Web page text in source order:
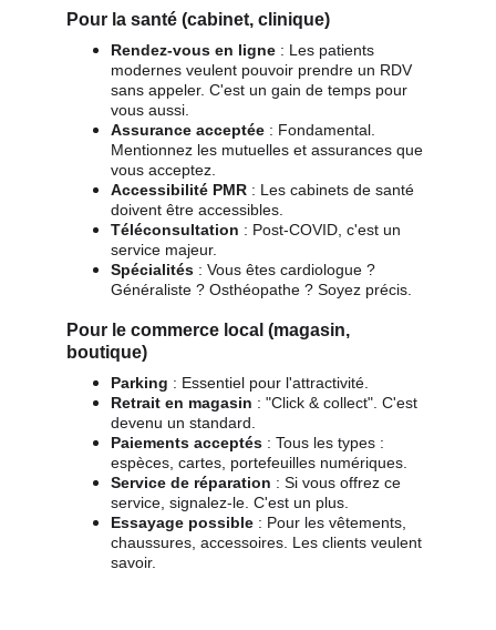
Pour la santé (cabinet, clinique)
Rendez-vous en ligne : Les patients
modernes veulent pouvoir prendre un RDV
sans appeler. C'est un gain de temps pour
vous aussi.
Assurance acceptée : Fondamental.
Mentionnez les mutuelles et assurances que
vous acceptez.
Accessibilité PMR : Les cabinets de santé
doivent être accessibles.
Téléconsultation : Post-COVID, c'est un
service majeur.
Spécialités : Vous êtes cardiologue ?
Généraliste ? Osthéopathe ? Soyez précis.
Pour le commerce local (magasin,
boutique)
Parking : Essentiel pour l'attractivité.
Retrait en magasin : "Click & collect". C'est
devenu un standard.
Paiements acceptés : Tous les types :
espèces, cartes, portefeuilles numériques.
Service de réparation : Si vous offrez ce
service, signalez-le. C'est un plus.
Essayage possible : Pour les vêtements,
chaussures, accessoires. Les clients veulent
savoir.